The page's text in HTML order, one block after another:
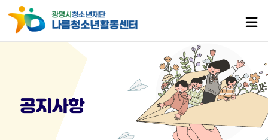
공지사항